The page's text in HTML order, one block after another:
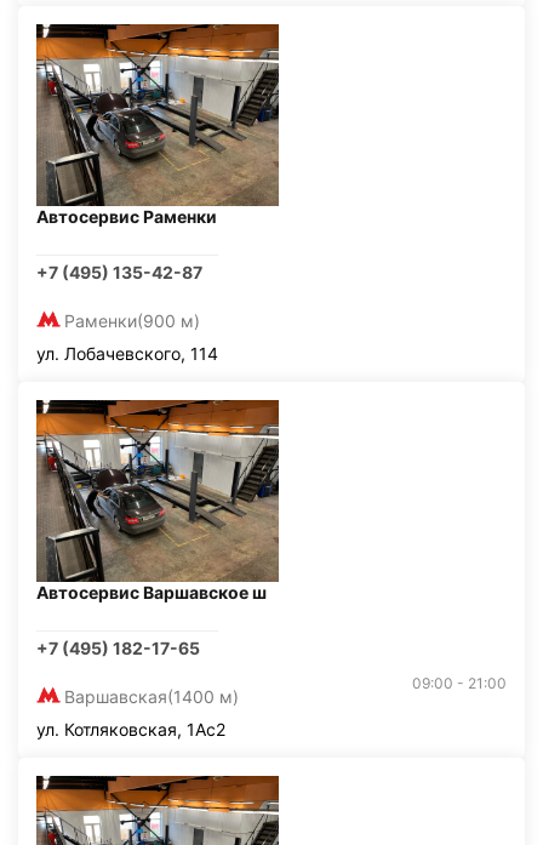
Автосервис Раменки
+7 (495) 135-42-87
Раменки(900 м)
ул. Лобачевского, 114
Автосервис Варшавское ш
+7 (495) 182-17-65
Варшавская(1400 м)
09:00 - 21:00
ул. Котляковская, 1Ас2